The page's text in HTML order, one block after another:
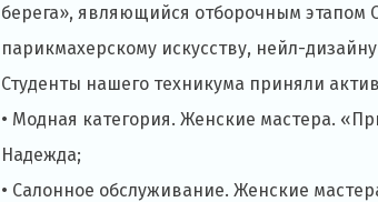
берега», являющийся отборочным этапом
парикмахерскому искусству, нейл-
Студенты нашего техникума приняли
• Модная категория. Женские мастера.
Надежда;
• Салонное обслуживание. Женские